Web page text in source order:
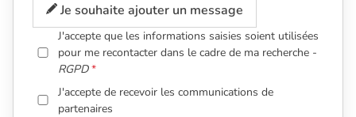
Je souhaite ajouter un message
J'accepte que les informations saisies soient utilisées
pour me recontacter dans le cadre de ma recherche -
RGPD
J'accepte de recevoir les communications de
partenaires